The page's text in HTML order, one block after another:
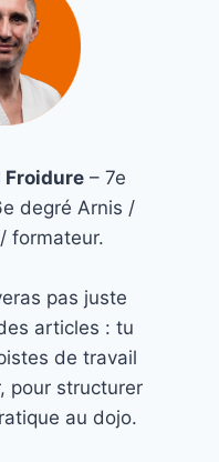
Froidure – 7e
degré Arnis /
formateur.
pas juste
articles : tu
de travail
pour structurer
au dojo.